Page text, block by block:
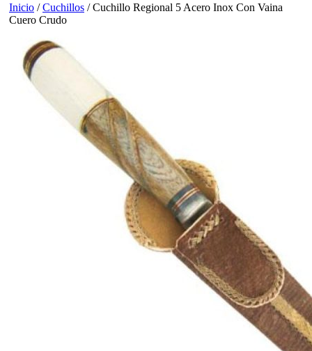
Inicio /Cuchillos / Cuchillo Regional 5 Acero Inox Con Vaina
Cuero Crudo